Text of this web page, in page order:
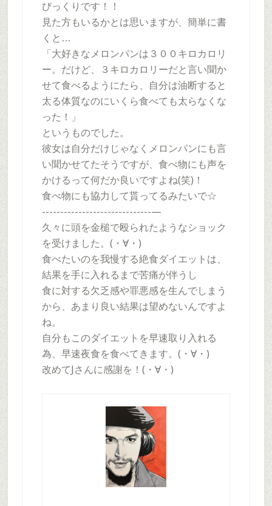
びっくりです！！
見た方もいるかとは思いますが、簡単に書
くと…
「大好きなメロンパンは３００キロカロリ
ー。だけど、３キロカロリーだと言い聞か
せて食べるようにたら、自分は油断すると
太る体質なのにいくら食べても太らなくな
った！」
というものでした。
彼女は自分だけじゃなくメロンパンにも言
い聞かせてたそうですが、食べ物にも声を
かけるって何だか良いですよね(笑)！
食べ物にも協力して貰ってるみたいで☆
------------------------------—
久々に頭を金槌で殴られたようなショック
を受けました。(・∀・)
食べたいのを我慢する絶食ダイエットは、
結果を手に入れるまで苦痛が伴うし
食に対する欠乏感や罪悪感を生んでしまう
から、あまり良い結果は望めないんですよ
ね。
自分もこのダイエットを早速取り入れる
為、早速夜食を食べてきます。(・∀・)
改めてJさんに感謝を！(・∀・)